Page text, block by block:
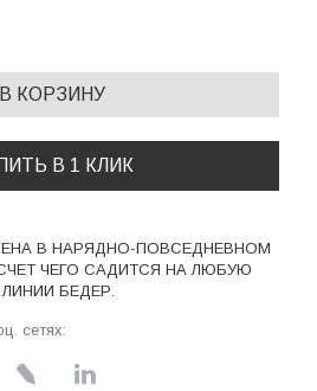
В КОРЗИНУ
В 1 КЛИК
В НАРЯДНО-ПОВСЕДНЕВНОМ
ЧЕГО САДИТСЯ НА ЛЮБУЮ
БЕДЕР.
сетях: